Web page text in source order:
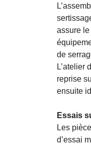
assure le
de
L’atelier
reprise
ensuite
Essais
Les
d’essai